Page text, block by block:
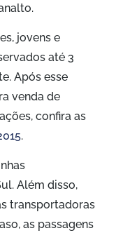
jovens e
até 3
Após esse
venda de
confira as
.
Além disso,
transportadoras
as passagens